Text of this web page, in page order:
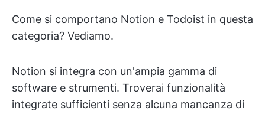
Come si comportano Notion e Todoist in questa
categoria? Vediamo.
Notion si integra con un'ampia gamma di
software e strumenti. Troverai funzionalità
integrate sufficienti senza alcuna mancanza di